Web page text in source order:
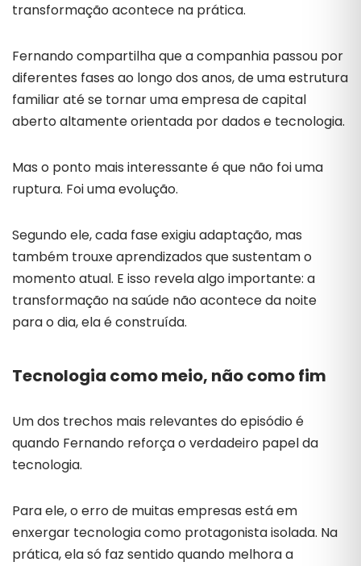
transformação acontece na prática.
Fernando compartilha que a companhia passou por
diferentes fases ao longo dos anos, de uma estrutura
familiar até se tornar uma empresa de capital
aberto altamente orientada por dados e tecnologia.
Mas o ponto mais interessante é que não foi uma
ruptura. Foi uma evolução.
Segundo ele, cada fase exigiu adaptação, mas
também trouxe aprendizados que sustentam o
momento atual. E isso revela algo importante: a
transformação na saúde não acontece da noite
para o dia, ela é construída.
Tecnologia como meio, não como fim
Um dos trechos mais relevantes do episódio é
quando Fernando reforça o verdadeiro papel da
tecnologia.
Para ele, o erro de muitas empresas está em
enxergar tecnologia como protagonista isolada. Na
prática, ela só faz sentido quando melhora a